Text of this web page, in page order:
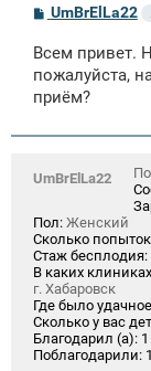
С
о
б
щ
н
е
UmBrElLa22
Всем привет.
пожалуйста,
приём?
UmBrElLa22
Пол: Женский
Сколько
Стаж бесплодия:
В каких
г. Хабаровск
Где было
Сколько у вас
Благодарил (а):
Поблагодарили: